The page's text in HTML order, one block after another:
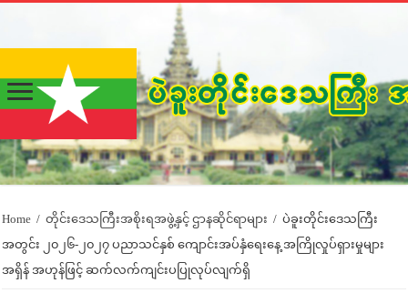
Home / တိုင်းဒေသကြီးအစိုးရအဖွဲ့နှင့် ဌာနဆိုင်ရာများ / ပဲခူးတိုင်းဒေသကြီး
အတွင်း ၂၀၂၆-၂၀၂၇ ပညာသင်နှစ် ကျောင်းအပ်နှံရေးနေ့ အကြိုလှုပ်ရှားမှုများ
အရှိန် အဟုန်ဖြင့် ဆက်လက်ကျင်းပပြုလုပ်လျက်ရှိ